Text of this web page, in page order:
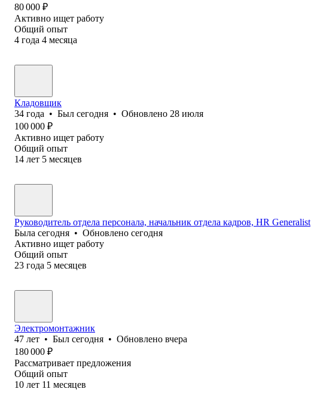
80 000 ₽
Активно ищет работу
Общий опыт
4 года 4 месяца
Кладовщик
34 года • Был сегодня • Обновлено 28 июля
100 000 ₽
Активно ищет работу
Общий опыт
14 лет 5 месяцев
Руководитель отдела персонала, начальник отдела кадров, HR Generalist
Была сегодня • Обновлено сегодня
Активно ищет работу
Общий опыт
23 года 5 месяцев
Электромонтажник
47 лет • Был сегодня • Обновлено вчера
180 000 ₽
Рассматривает предложения
Общий опыт
10 лет 11 месяцев